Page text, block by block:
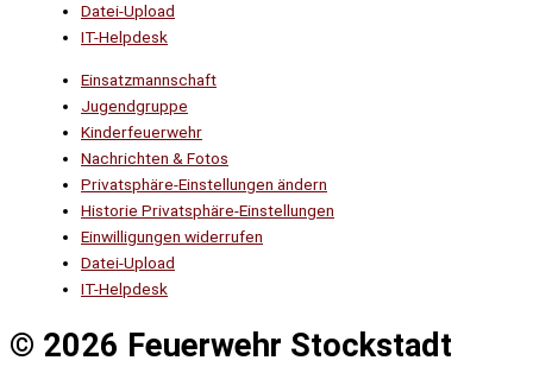
Datei-Upload
IT-Helpdesk
Einsatzmannschaft
Jugendgruppe
Kinderfeuerwehr
Nachrichten & Fotos
Privatsphäre-Einstellungen ändern
Historie Privatsphäre-Einstellungen
Einwilligungen widerrufen
Datei-Upload
IT-Helpdesk
© 2026 Feuerwehr Stockstadt